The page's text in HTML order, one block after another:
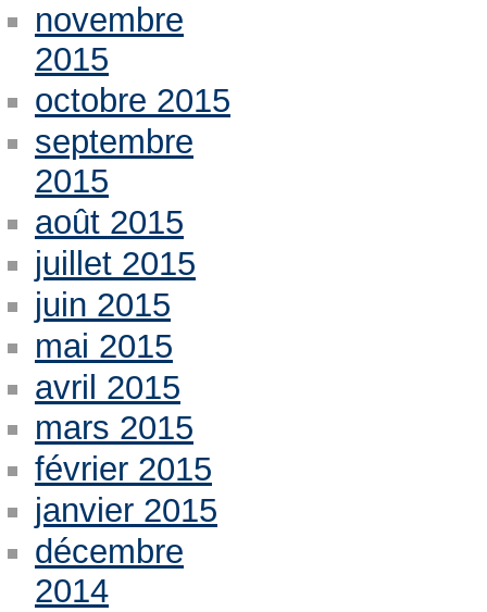
novembre
2015
octobre 2015
septembre
2015
août 2015
juillet 2015
juin 2015
mai 2015
avril 2015
mars 2015
février 2015
janvier 2015
décembre
2014